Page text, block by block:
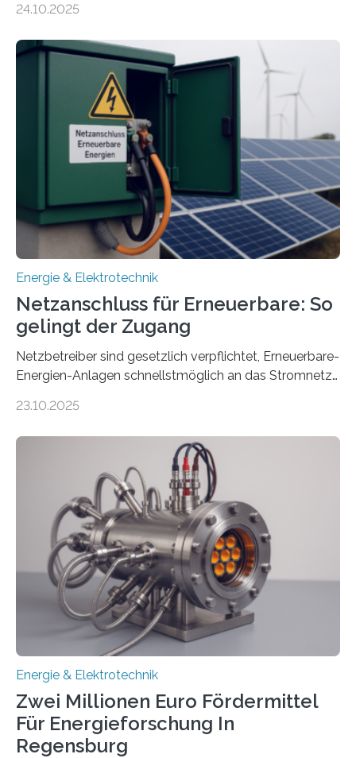
Forschungsprojekt „LAGER – Langzeitspeicherung in
Quartieren“ eingeworben. Ziel des Projekts ist die
Entwicklung, Erprobung und Demonstration von
Konzepten zur langfristigen Energiespeicherung in
sektorübergreifend vernetzten Energiesystemen. Das
Projekt startete am 15. Oktober 2025, hat eine Laufzeit
von drei Jahren und ein Gesamtvolumen von rund 2,9
Millionen Euro, wovon 2,6 Millionen Euro durch das
Ministerium für Umwelt, Klima und…
24.10.2025
Energie & Elektrotechnik
Netzanschluss für Erneuerbare: So
gelingt der Zugang
Netzbetreiber sind gesetzlich verpflichtet, Erneuerbare-
Energien-Anlagen schnellstmöglich an das Stromnetz
ermöglichen. Doch der dafür nötige Netzausbau hinkt
einem „Anschlussstau“. Die Stiftung
Umweltenergierecht hat den Rechtsrahmen in einem
neuen Bericht für die Praxis eingeordnet – inklusive der
Rolle von flexiblen Netzanschlussvereinbarungen. Der
Netzanschluss von Erneuerbare-Energien-Anlagen
(EE-Anlagen) ist entscheidend für die Energiewende.
Denn ohne Anschluss an das Netz kann kein Strom
eingespeist werden. Nach dem Erneuerbare-Energien-
Gesetz (EEG) sind Netzbetreiber…
23.10.2025
Energie & Elektrotechnik
Zwei Millionen Euro Fördermittel
Für Energieforschung In
Regensburg